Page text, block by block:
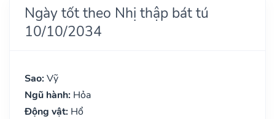
Ngày tốt theo Nhị thập bát tú
10/10/2034
Sao: Vỹ
Ngũ hành: Hỏa
Động vật: Hổ